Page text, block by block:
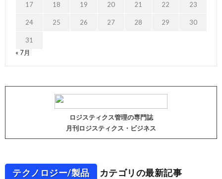
17 18 19 20 21 22 23
24 25 26 27 28 29 30
31
« 7月
ロジスティクス管理の専門誌
月刊ロジスティクス・ビジネス
テクノロジー/製品 カテゴリの最新記事